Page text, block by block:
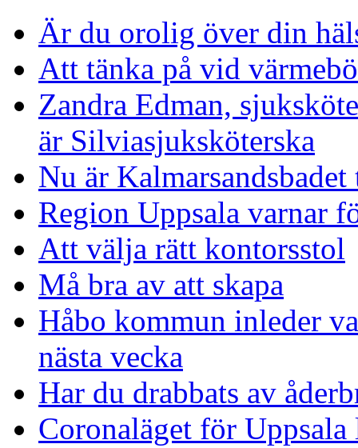
Är du orolig över din
Att tänka på vid
Zandra Edman,
är Silviasjuksköterska
Nu är
Region Uppsala varnar
Att välja rätt kontorsstol
Må bra av att skapa
Håbo kommun inleder
nästa vecka
Har du drabbats av
Coronaläget för